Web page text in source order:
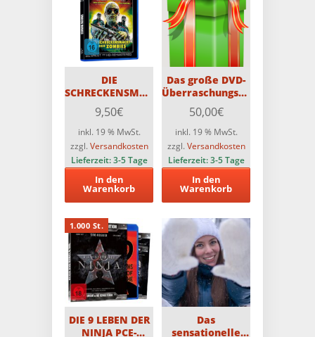
DIE
SCHRECKENSMACHT
DER ZOMBIES –
CCC-Blu-ray
9,50€
inkl. 19 % MwSt.
zzgl. Versandkosten
Lieferzeit:3-5 Tage
In den
Warenkorb
Das große DVD-
Überraschungspaket
mit 20 DVDs
(Teilweise FSK18)
50,00€
inkl. 19 % MwSt.
zzgl. Versandkosten
Lieferzeit:3-5 Tage
In den
Warenkorb
1.000 St.
DIE 9 LEBEN DER
NINJA PCE-
Das
sensationelle